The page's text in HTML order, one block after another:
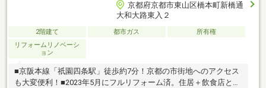
京都府京都市東山区橋本町新橋通
大和大路東入２
2階建て 都市ガス
所有権
リフォームリノベーシ
ョン
■京阪本線「祇園四条駅」徒歩約7分！京都の市街地へのアクセス
も大変便利！■2023年5月にフルリフォーム済。住居＋飲食店とし